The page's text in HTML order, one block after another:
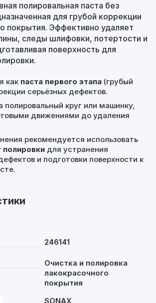
полировальная паста без
для грубой коррекции
покрытия. Эффективно удаляет
следы шлифовки, потертости и
поверхность для
как паста первого этапа (грубый
серьёзных дефектов.
полировальный круг или машинку,
движениями до удаления
рекомендуется использовать
полировки для устранения
и подготовки поверхности к
246141
Очистка и полировка
лакокрасочного
покрытия
SONAX